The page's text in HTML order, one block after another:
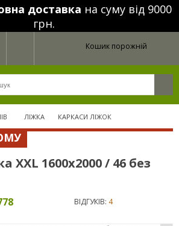
доставка на суму від 9000
грн.
Кошик порожній
ЛІЖКА КАРКАСИ ЛІЖОК
XXL 1600х2000 / 46 без
ВІДГУКІВ: 4